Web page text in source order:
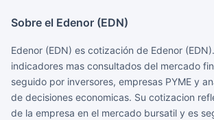
Sobre el Edenor (EDN)
Edenor (EDN) es cotización de Edenor
indicadores mas consultados del mercado
seguido por inversores, empresas PYME y
de decisiones economicas. Su cotizacion
de la empresa en el mercado bursatil y es